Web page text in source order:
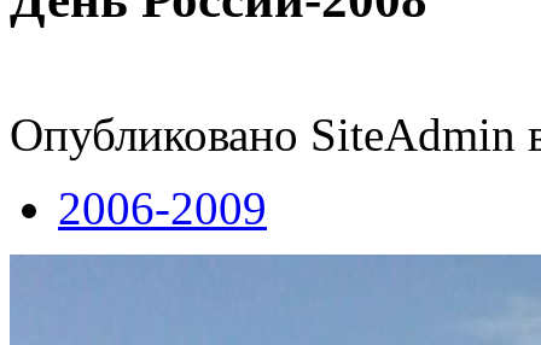
Опубликовано SiteAdmin
2006-2009